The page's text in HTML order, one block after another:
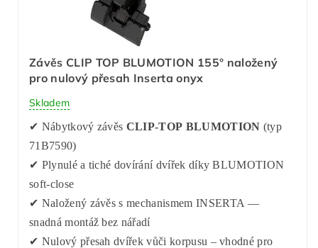
Závěs CLIP TOP BLUMOTION 155° naložený
pro nulový přesah Inserta onyx
Skladem
✔ Nábytkový závěs CLIP-TOP BLUMOTION (typ
71B7590)
✔ Plynulé a tiché dovírání dvířek díky BLUMOTION
soft-close
✔ Naložený závěs s mechanismem INSERTA —
snadná montáž bez nářadí
✔ Nulový přesah dvířek vůči korpusu – vhodné pro